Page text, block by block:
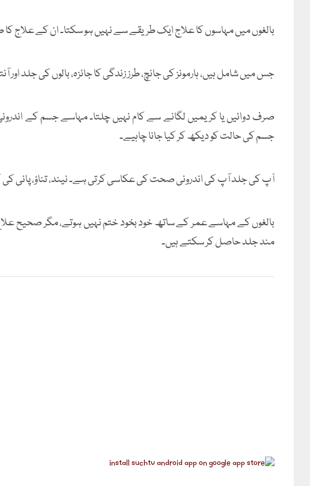
بالغوں میں مہاسوں کا علاج ایک طریقے سے نہیں ہو سکتا۔ ان کے علاج کا
جس میں شامل ہیں، ہارمونز کی جانچ، طرز زندگی کا جائزہ، بالوں کی جلد
صرف دوائیں یا کریمیں لگانے سے کام نہیں چلتا۔ مہاسے جسم کے
جسم کی حالت کو دیکھ کر کیا جانا چاہیے۔
آپ کی جلد آپ کی اندرونی صحت کی عکاسی کرتی ہے۔ نیند، تناؤ، پانی کی
بالغوں کے مہاسے عمر کے ساتھ خود بخود ختم نہیں ہوتے، مگر صحیح
مند جلد حاصل کر سکتے ہیں۔